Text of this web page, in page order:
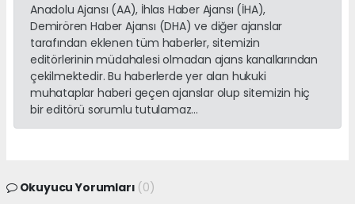
Anadolu Ajansı (AA), İhlas Haber Ajansı (İHA),
Demirören Haber Ajansı (DHA) ve diğer ajanslar
tarafından eklenen tüm haberler, sitemizin
editörlerinin müdahalesi olmadan ajans kanallarından
çekilmektedir. Bu haberlerde yer alan hukuki
muhataplar haberi geçen ajanslar olup sitemizin hiç
bir editörü sorumlu tutulamaz...
Okuyucu Yorumları (0)